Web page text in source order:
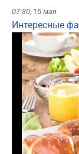
07:30, 15 мая
Интересные